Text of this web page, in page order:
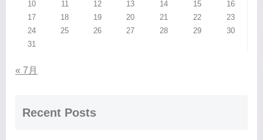
10
11 12 13 14 15
16
17
18 19 20 21 22
23
24
25 26 27 28 29
30
31
« 7月
Recent Posts